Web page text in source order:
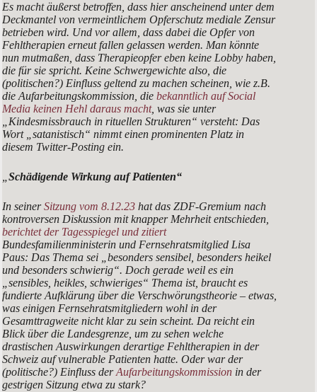
Es macht äußerst betroffen, dass hier anscheinend unter dem
Deckmantel von vermeintlichem Opferschutz mediale Zensur
betrieben wird. Und vor allem, dass dabei die Opfer von
Fehltherapien erneut fallen gelassen werden. Man könnte
nun mutmaßen, dass Therapieopfer eben keine Lobby haben,
die für sie spricht. Keine Schwergewichte also, die
(politischen?) Einfluss geltend zu machen scheinen, wie z.B.
die Aufarbeitungskommission, die bekanntlich auf Social
Media keinen Hehl daraus macht, was sie unter
Kindesmissbrauch in rituellen Strukturen“ versteht: Das
Wort „ satanistisch“ nimmt einen prominenten Platz in
diesem Twitter-Posting ein.
Schädigende Wirkung auf Patienten“
In seinerSitzung vom 8.12.23 hat das ZDF-Gremium nach
kontroversen Diskussion mit knapper Mehrheit entschieden,
berichtet der Tagesspiegel und zitiert
Bundesfamilienministerin und Fernsehratsmitglied Lisa
Paus: Das Thema sei „ besonders sensibel, besonders heikel
und besonders schwierig“. Doch gerade weil es ein
„sensibles, heikles, schwieriges“ Thema ist, braucht es
fundierte Aufklärung über die Verschwörungstheorie – etwas,
was einigen Fernsehratsmitgliedern wohl in der
Gesamttragweite nicht klar zu sein scheint. Da reicht ein
Blick über die Landesgrenze, um zu sehen welche
drastischen Auswirkungen derartige Fehltherapien in der
Schweiz auf vulnerable Patienten hatte. Oder war der
(politische?) Einfluss derAufarbeitungskommission in der
gestrigen Sitzung etwa zu stark?